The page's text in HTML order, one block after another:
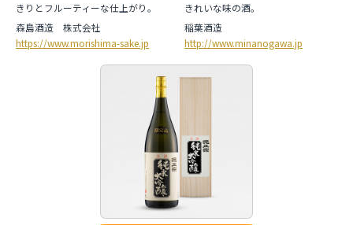
きりとフルーティーな仕上がり。
森島酒造 株式会社
https://www.morishima-sake.jp
きれいな味の酒。
稲葉酒造
http://www.minanogawa.jp